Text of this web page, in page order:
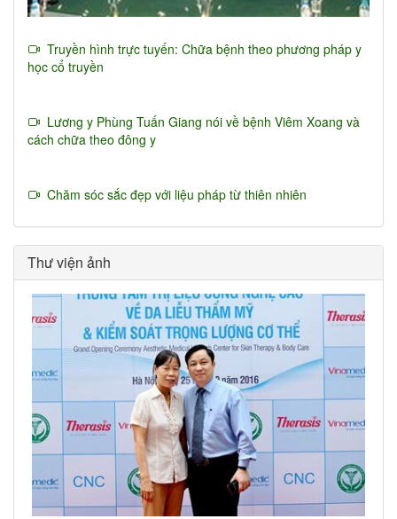
Truyền hình trực tuyến: Chữa bệnh theo phương pháp y
học cổ truyền
Lương y Phùng Tuấn Giang nói về bệnh Viêm Xoang và
cách chữa theo đông y
Chăm sóc sắc đẹp với liệu pháp từ thiên nhiên
Thư viện ảnh